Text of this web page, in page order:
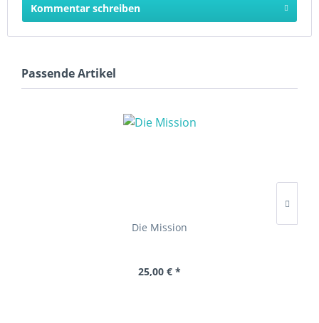
Kommentar schreiben
Passende Artikel
Die Mission
25,00 € *